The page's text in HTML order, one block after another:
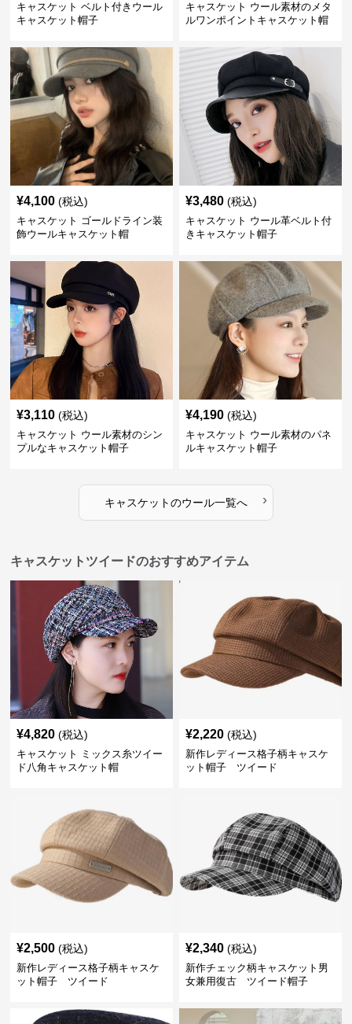
キャスケット ベルト付きウール
キャスケット帽子
キャスケット ウール素材のメタ
ルワンポイントキャスケット帽
¥4,100 (税込)
キャスケット ゴールドライン装
飾ウールキャスケット帽
¥3,480 (税込)
キャスケット ウール革ベルト付
きキャスケット帽子
¥3,110 (税込)
キャスケット ウール素材のシン
プルなキャスケット帽子
¥4,190 (税込)
キャスケット ウール素材のパネ
ルキャスケット帽子
キャスケットのウール一覧へ ›
キャスケットツイードのおすすめアイテム
¥4,820 (税込)
キャスケット ミックス糸ツイー
ド八角キャスケット帽
¥2,220 (税込)
新作レディース格子柄キャスケ
ット帽子 ツイード
¥2,500 (税込)
新作レディース格子柄キャスケ
ット帽子 ツイード
¥2,340 (税込)
新作チェック柄キャスケット男
女兼用復古 ツイード帽子